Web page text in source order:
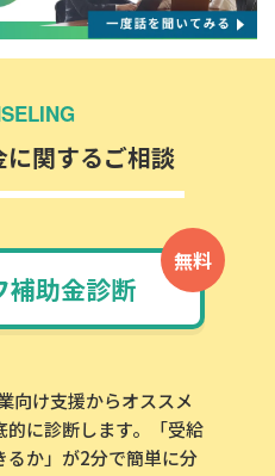
関するご相談
無料
補助金診断
向け支援からオススメ
に診断します。「受給
るか」が2分で簡単に分